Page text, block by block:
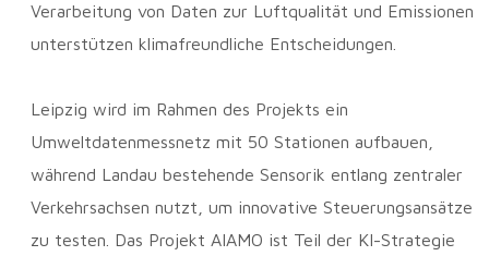
Verarbeitung von Daten zur Luftqualität und Emissionen
unterstützen klimafreundliche Entscheidungen.
Leipzig wird im Rahmen des Projekts ein
Umweltdatenmessnetz mit 50 Stationen aufbauen,
während Landau bestehende Sensorik entlang zentraler
Verkehrsachsen nutzt, um innovative Steuerungsansätze
zu testen. Das Projekt AIAMO ist Teil der KI-Strategie